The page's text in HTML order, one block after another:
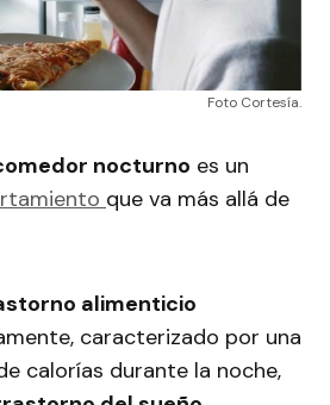
Foto Cortesía.
nocturno es un
que va más allá de
alimenticio
caracterizado por una
calorías durante la noche,